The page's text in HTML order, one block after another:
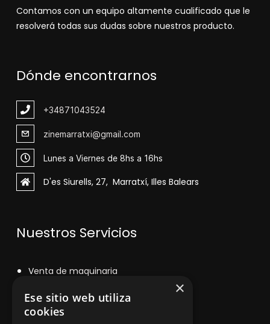
Contamos con un equipo altamente cualificado que le
resolverá todas sus dudas sobre nuestros producto.
Dónde encontrarnos
+34871043524
zinemarratxi@gmail.com
Lunes a Viernes de 8hs a 16hs
D'es Siurells, 27, Marratxí, Illes Balears
Nuestros Servicios
Venta de maquinaria
Asesoramiento personalizado
Instalación y reparación
×
Ese sitio web utiliza
cookies